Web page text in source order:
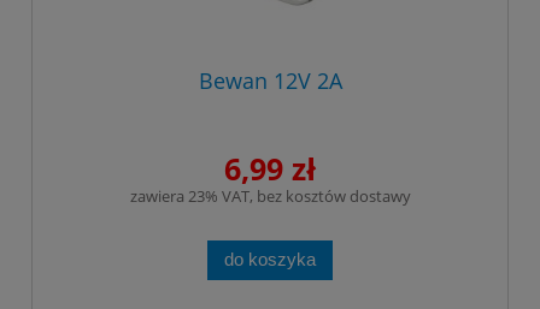
Bewan 12V 2A
6,99 zł
zawiera 23% VAT, bez kosztów dostawy
do koszyka